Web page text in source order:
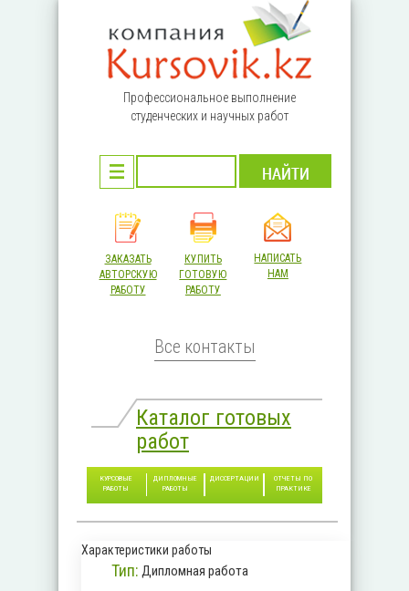
Профессиональное выполнение
студенческих и научных работ
ЗАКАЗАТЬ
АВТОРСКУЮ
РАБОТУ
КУПИТЬ
ГОТОВУЮ
РАБОТУ
НАПИСАТЬ
НАМ
Все контакты
Каталог готовых
работ
КУРСОВЫЕ
РАБОТЫ
ДИПЛОМНЫЕ
РАБОТЫ
ДИССЕРТАЦИИ
ОТЧЕТЫ ПО
ПРАКТИКЕ
Характеристики работы
Тип: Дипломная работа